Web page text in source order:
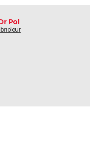
Pol